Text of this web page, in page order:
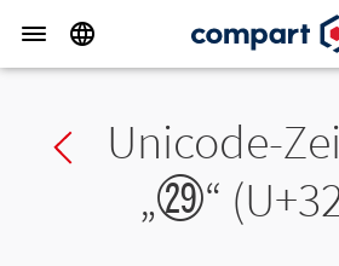
Previous char
Unicode-
„㉙“